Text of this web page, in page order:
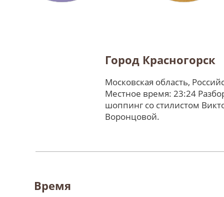
Город Красногорск
Московская область,
Местное время: 23:24
шоппинг со стилистом
Воронцовой.
Время